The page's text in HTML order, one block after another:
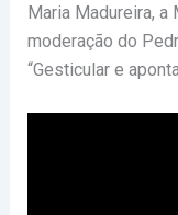
Maria Madureira, a
moderação do
“Gesticular e